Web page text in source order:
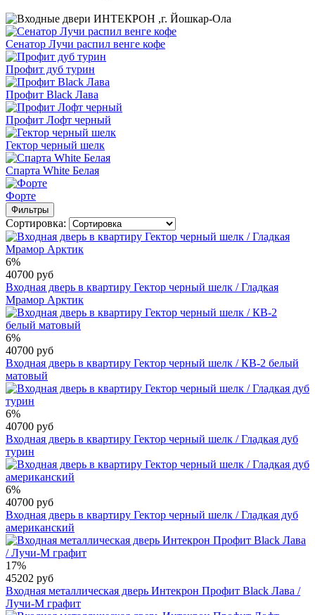
Сенатор Лучи распил венге кофе
Профит дуб турин
Профит Black Лава
Профит Лофт черный
Гектор черный шелк
Спарта White Белая
Форте
Фильтры
Сортировка:
6%
40700 руб
Входная дверь в квартиру Гектор черный шелк / Гладкая
Мрамор Арктик
6%
40700 руб
Входная дверь в квартиру Гектор черный шелк / КВ-2 белый
матовый
6%
40700 руб
Входная дверь в квартиру Гектор черный шелк / Гладкая дуб
турин
6%
40700 руб
Входная дверь в квартиру Гектор черный шелк / Гладкая дуб
американский
17%
45202 руб
Входная металлическая дверь Интекрон Профит Black Лава /
Лучи-М графит